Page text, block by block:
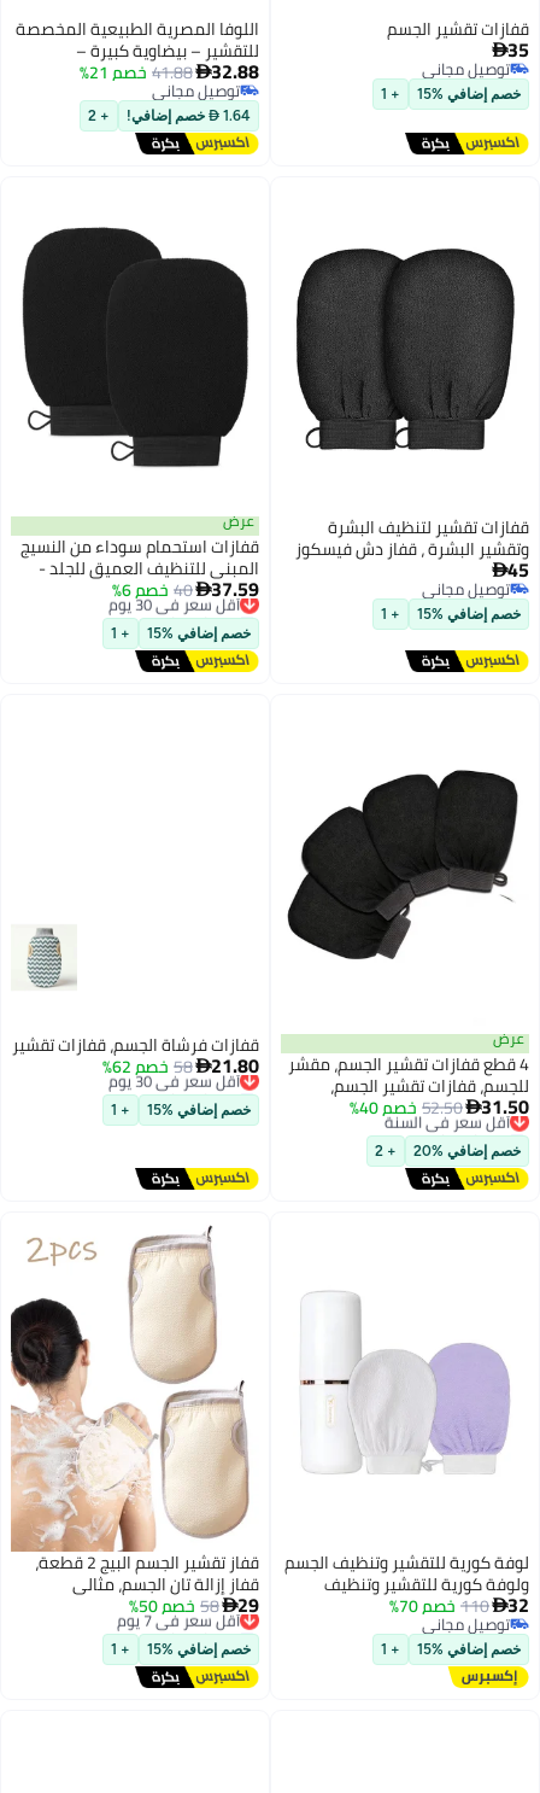
اللوفا المصرية الطبيعية المخصصة
للتقشير – بيضاوية كبيرة –
مجموعة مكوّنة من قطعة واحدة،
مزروعة ومُزرعة ومختارة يدويًا من
مصر.لوفا لجميع الجسم، مقاس 21
32.88 خصم 21%
توصيل مجاني
توصيل مجاني + 2
البشرة
دش فيسكوز
في المنزل ،
عرض
قفازات استحمام سوداء من النسيج
المبني للتنظيف العميق للجلد -
طبقة واحدة ناعمة - تزيل الأوساخ
بسهولة بدون ألم - مقاس 14×20
سم - خفيفة الوزن 18 جرام - تصميم
مغلق بخيط مع خط تعليق - متينة
توصيل مجاني
أقل سعر في 30 يوم
خصم إضافي %15
الجسم، مقشر
الجسم،
الميت، مقشر
دش، سبا
40%
+ 2
قفازات فرشاة الجسم، قفازات تقشير
21.80
58خصم 62%
أقل سعر في 30 يوم
توصيل مجاني
أقل سعر في 30 يوم
خصم إضافي %15
وتنظيف الجسم
وتنظيف
أسنان
محمولة للسفر حزمة بيضاء 19 5 *
قفاز تقشير الجسم البيج 2 قطعة،
قفاز إزالة تان الجسم، مثالي
للاستحمام اليومي، الدش، السبا
وتقشير البشرة العميق
29أقل سعر في 7 يوم
أقل سعر في 7 يوم
خصم إضافي %15